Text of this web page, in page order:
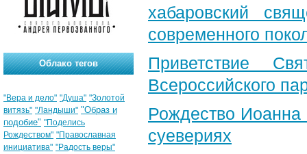
хабаровский
современного
Приветствие
Всероссийского
Рождество Иоанна
суевериях
Облако тегов
"Вера и дело" "Душа" "Золотой
витязь" "Ландыши" "Образ и
подобие" "Поделись
Рождеством" "Православная
инициатива" "Радость веры"